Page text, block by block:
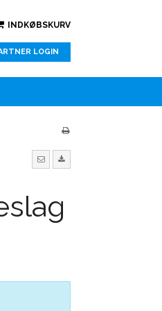
INDKØBSKURV
LOGIN